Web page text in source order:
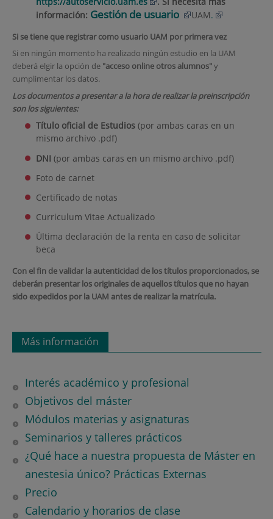
información: Gestión de usuario UAM.
Si se tiene que registrar como usuario UAM por primera vez
Si en ningún momento ha realizado ningún estudio en la UAM
deberá elgir la opción de "acceso online otros alumnos"y
cumplimentar los datos.
Los documentos a presentar a la hora de realizar la preinscripción
son los siguientes:
Título oficial de Estudios (por ambas caras en un
mismo archivo .pdf)
DNI (por ambas caras en un mismo archivo .pdf)
Foto de carnet
Certificado de notas
Curriculum Vitae Actualizado
Última declaración de la renta en caso de solicitar
beca
Con el fin de validar la autenticidad de los títulos proporcionados, se
deberán presentar los originales de aquellos títulos que no hayan
sido expedidos por la UAM antes de realizar la matrícula.
Más información
Interés académico y profesional
Objetivos del máster
Módulos materias y asignaturas
Seminarios y talleres prácticos
¿Qué hace a nuestra propuesta de Máster en
anestesia único? Prácticas Externas
Precio
Calendario y horarios de clase